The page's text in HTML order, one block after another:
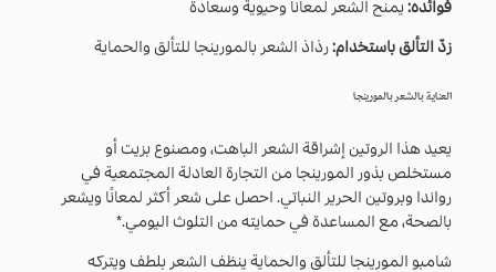
فوائده:يمنح الشعر لمعانًا وحيوية وسعادة
زدّ التألق باستخدام:رذاذ الشعر بالمورينجا للتألق والحماية
العناية بالشعر بالمورينجا
يعيد هذا الروتين إشراقة الشعر الباهت، ومصنوع بزيت أو
مستخلص بذور المورينجا من التجارة العادلة المجتمعية في
رواندا وبروتين الحرير النباتي. احصل على شعر أكثر لمعانًا ويشعر
بالصحة، مع المساعدة في حمايته من التلوث اليومي.*
شامبو المورينجا للتألق والحماية ينظف الشعر بلطف ويتركه